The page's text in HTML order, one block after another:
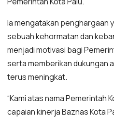
Ia mengatakan penghargaan
sebuah kehormatan dan
menjadi motivasi bagi
serta memberikan dukungan
terus meningkat.
“Kami atas nama Pemerintah
capaian kinerja Baznas Kota